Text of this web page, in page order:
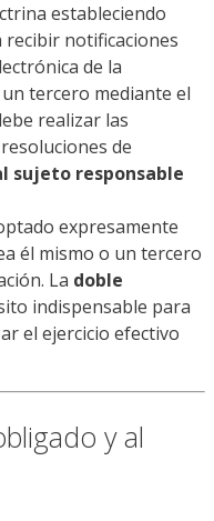
estableciendo
notificaciones
de la
tercero mediante el
realizar las
de
sujeto responsable
expresamente
él mismo o un tercero
La doble
indispensable para
el ejercicio efectivo
y al